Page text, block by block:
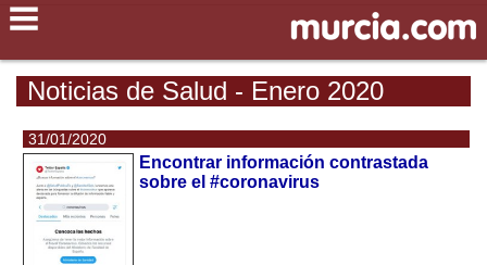
Noticias de Salud - Enero 2020
31/01/2020
Encontrar información contrastada
sobre el #coronavirus